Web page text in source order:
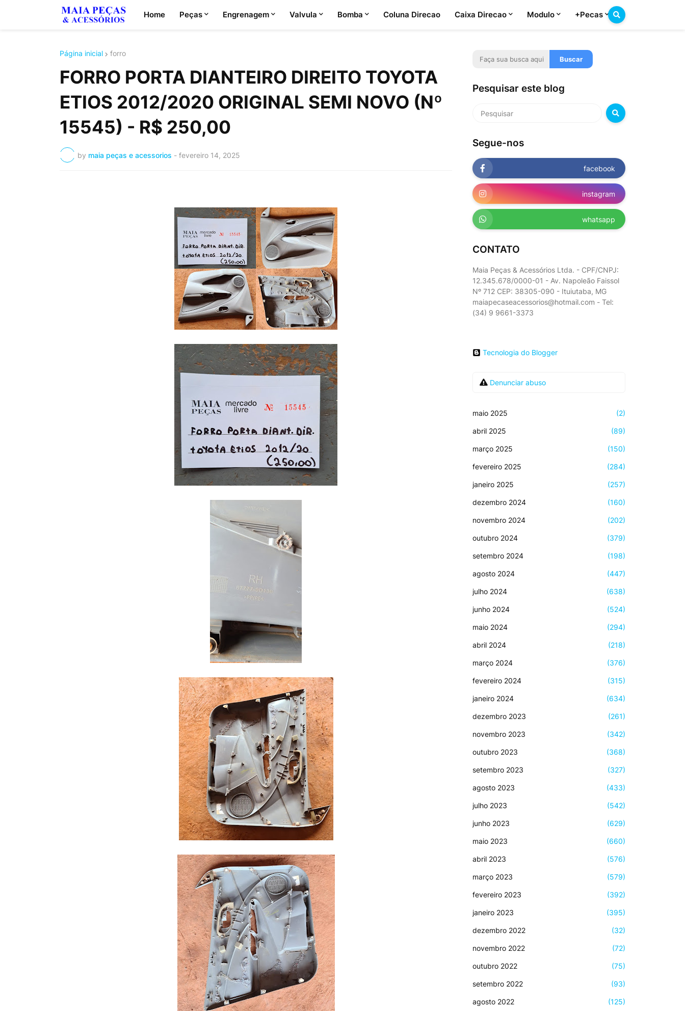
Home Peças Engrenagem Valvula Bomba Coluna Direcao Caixa Direcao Modulo +Pecas
Página inicial forro
FORRO PORTA DIANTEIRO DIREITO TOYOTA
ETIOS 2012/2020 ORIGINAL SEMI NOVO (Nº
15545) - R$ 250,00
by maia peças e acessorios - fevereiro 14, 2025
Pesquisar este blog
Segue-nos
facebook
instagram
whatsapp
CONTATO
Maia Peças & Acessórios Ltda. - CPF/CNPJ:
12.345.678/0000-01 - Av. Napoleão Faissol
Nº 712 CEP: 38305-090 - Ituiutaba, MG
maiapecaseacessorios@hotmail.com - Tel:
(34) 9 9661-3373
Tecnologia do Blogger
Denunciar abuso
maio 2025 (2)
abril 2025 (89)
março 2025 (150)
fevereiro 2025 (284)
janeiro 2025 (257)
dezembro 2024 (160)
novembro 2024 (202)
outubro 2024 (379)
setembro 2024 (198)
agosto 2024 (447)
julho 2024 (638)
junho 2024 (524)
maio 2024 (294)
abril 2024 (218)
março 2024 (376)
fevereiro 2024 (315)
janeiro 2024 (634)
dezembro 2023 (261)
novembro 2023 (342)
outubro 2023 (368)
setembro 2023 (327)
agosto 2023 (433)
julho 2023 (542)
junho 2023 (629)
maio 2023 (660)
abril 2023 (576)
março 2023 (579)
fevereiro 2023 (392)
janeiro 2023 (395)
dezembro 2022 (32)
novembro 2022 (72)
outubro 2022 (75)
setembro 2022 (93)
agosto 2022 (125)